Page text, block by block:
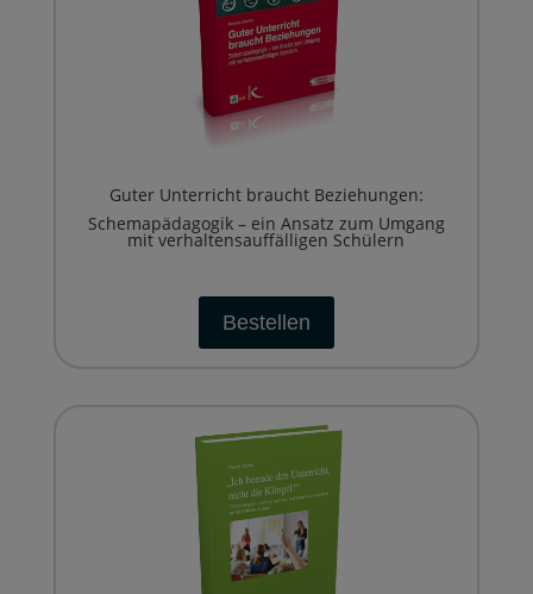
Guter Unterricht braucht Beziehungen:
Schemapädagogik – ein Ansatz zum Umgang
mit verhaltensauffälligen Schülern
Bestellen